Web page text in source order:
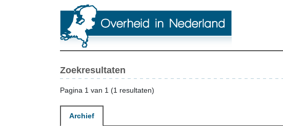
Zoekresultaten
Pagina 1 van 1 (1 resultaten)
Archief